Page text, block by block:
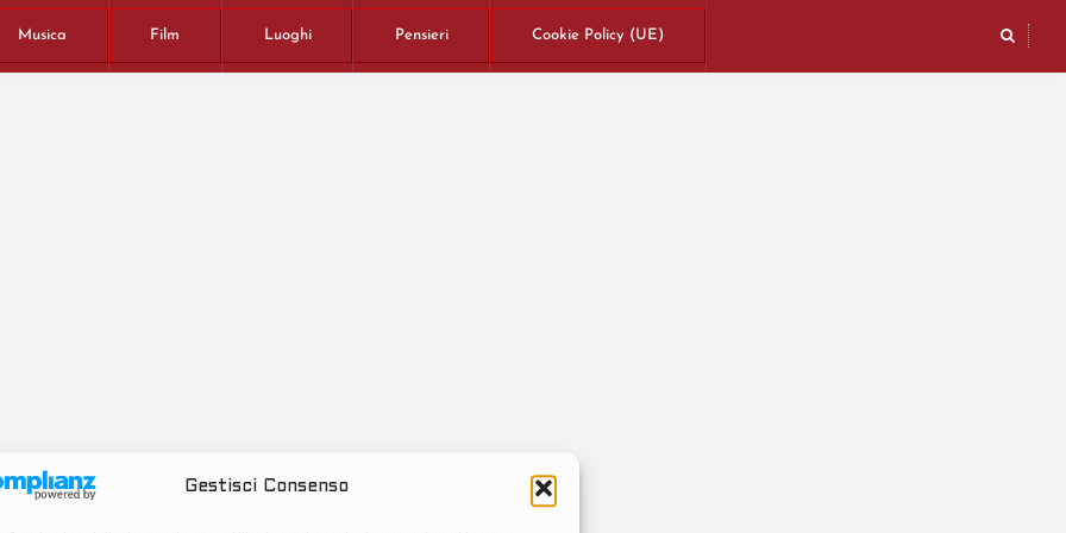
Gestisci Consenso
Musica Film Luoghi Pensieri Cookie Policy (UE)